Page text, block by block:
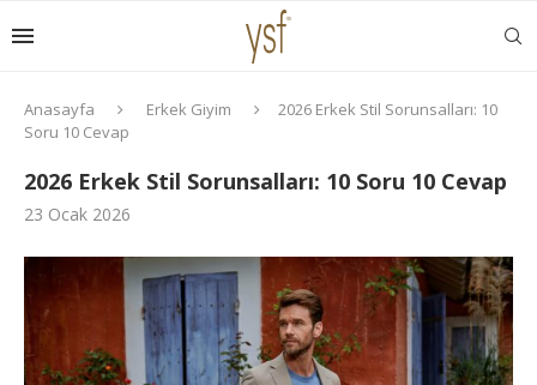
Anasayfa Erkek Giyim
2026 Erkek Stil Sorunsalları: 10
Soru 10 Cevap
2026 Erkek Stil Sorunsalları: 10 Soru 10 Cevap
23 Ocak 2026